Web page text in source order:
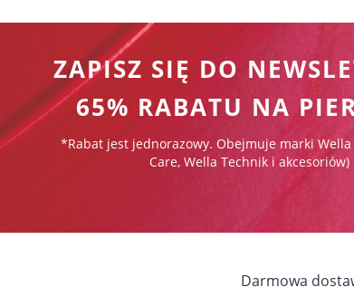
ZAPISZ SIĘ DO
65% RABATU NA
*Rabat jest jednorazowy. Obejmuje marki Wella
Care, Wella Technik i
Darmowa